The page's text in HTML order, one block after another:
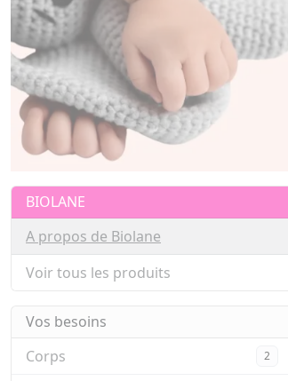
BIOLANE
A propos de Biolane
Voir tous les produits
Vos besoins
Corps
2